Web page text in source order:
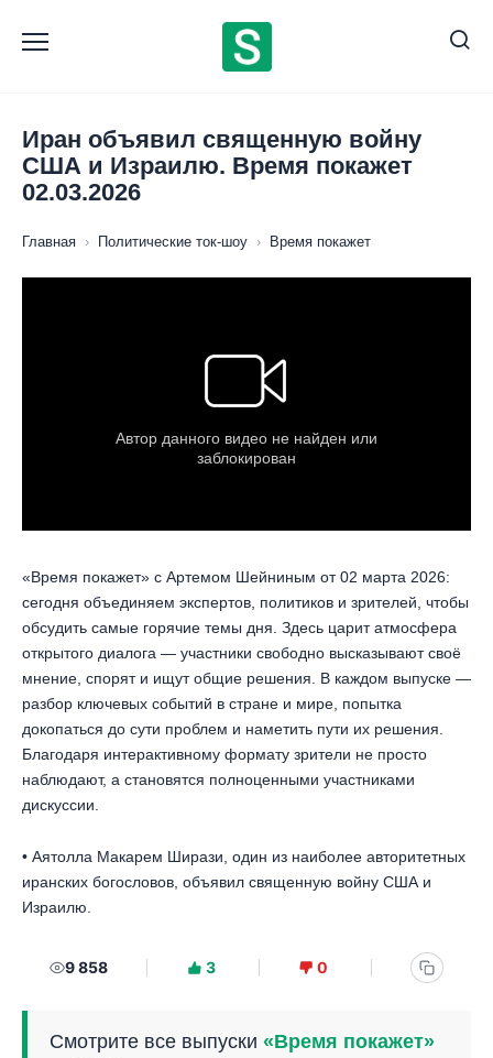
содержанию
Иран объявил священную войну
США и Израилю. Время покажет
02.03.2026
Главная › Политические ток-шоу › Время покажет
«Время покажет» с Артемом Шейниным от 02 марта 2026:
сегодня объединяем экспертов, политиков и зрителей, чтобы
обсудить самые горячие темы дня. Здесь царит атмосфера
открытого диалога — участники свободно высказывают своё
мнение, спорят и ищут общие решения. В каждом выпуске —
разбор ключевых событий в стране и мире, попытка
докопаться до сути проблем и наметить пути их решения.
Благодаря интерактивному формату зрители не просто
наблюдают, а становятся полноценными участниками
дискуссии.
• Аятолла Макарем Ширази, один из наиболее авторитетных
иранских богословов, объявил священную войну США и
Израилю.
9 858 3 0
Смотрите все выпуски «Время покажет»